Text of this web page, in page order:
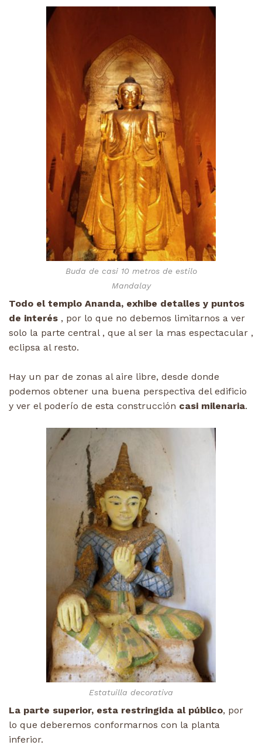
Buda de casi 10 metros de estilo
Mandalay
Todo el templo Ananda, exhibe detalles y puntos
de interés , por lo que no debemos limitarnos a ver
solo la parte central , que al ser la mas espectacular ,
eclipsa al resto.
Hay un par de zonas al aire libre, desde donde
podemos obtener una buena perspectiva del edificio
y ver el poderío de esta construcción casi milenaria.
Estatuilla decorativa
La parte superior, esta restringida al público, por
lo que deberemos conformarnos con la planta
inferior.